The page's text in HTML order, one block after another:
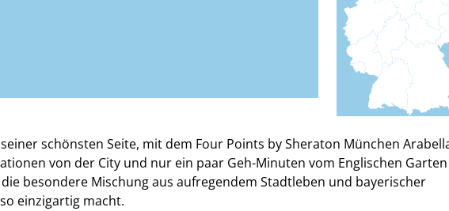
schönsten Seite, mit dem Four Points by Sheraton München
von der City und nur ein paar Geh-Minuten vom Englischen Garten
besondere Mischung aus aufregendem Stadtleben und bayerischer
einzigartig macht.